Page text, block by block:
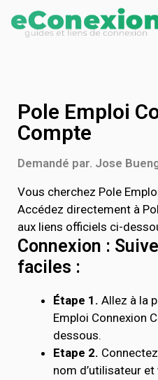
Pole Emploi
Compte
Demandé par. Jose
Vous cherchez Pole
Accédez directement à
aux liens officiels ci-
Connexion :
faciles :
Étape 1. Allez à la
Emploi Connexion
dessous.
Etape 2.
nom d’utilisateur